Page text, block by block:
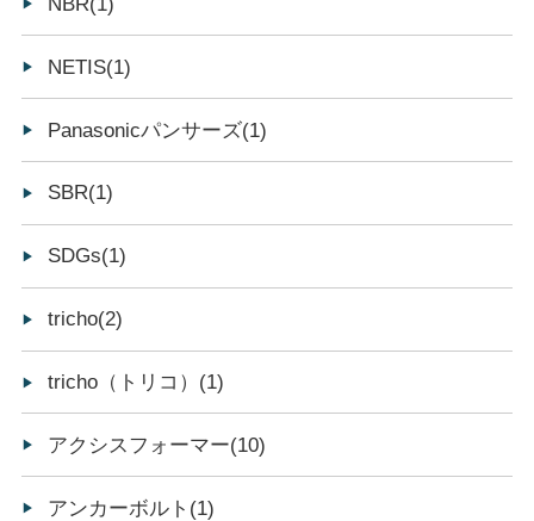
NETIS(1)
Panasonicパンサーズ(1)
SBR(1)
SDGs(1)
tricho(2)
tricho（トリコ）(1)
アクシスフォーマー(10)
アンカーボルト(1)